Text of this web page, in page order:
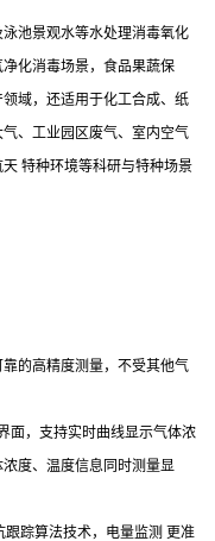
池景观水等水处理消毒氧化
化消毒场景，食品果蔬保
域，还适用于化工合成、纸
、工业园区废气、室内空气
特种环境等科研与特种场景
的高精度测量，不受其他气
面，支持实时曲线显示气体浓
度、温度信息同时测量显
踪算法技术，电量监测 更准